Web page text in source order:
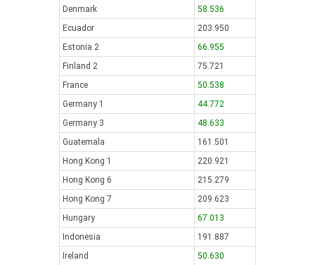
Denmark
58.536
Ecuador
203.950
Estonia 2
66.955
Finland 2
75.721
France
50.538
Germany 1
44.772
Germany 3
48.633
Guatemala
161.501
Hong Kong 1
220.921
Hong Kong 6
215.279
Hong Kong 7
209.623
Hungary
67.013
Indonesia
191.887
Ireland
50.630